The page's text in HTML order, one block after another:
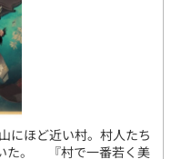
ほど近い村。村人たち
た。 『村で一番若く美